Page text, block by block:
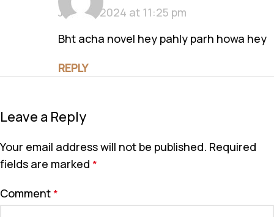
July 22, 2024 at 11:25 pm
Bht acha novel hey pahly parh howa hey
REPLY
Leave a Reply
Your email address will not be published. Required
fields are marked *
Comment *